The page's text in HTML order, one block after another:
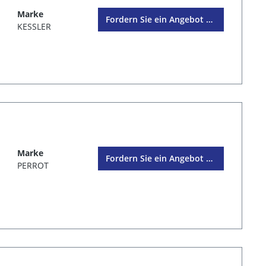
Marke
KESSLER
Fordern Sie ein Angebot an
Marke
PERROT
Fordern Sie ein Angebot an